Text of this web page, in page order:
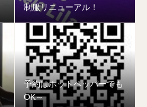
制服リニューアル！
予約はホットペッパーでも
OK～